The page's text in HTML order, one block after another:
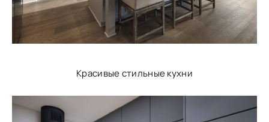
Красивые стильные кухни